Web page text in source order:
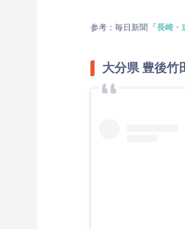
参考：毎日新聞 「長崎
大分県 豊後竹